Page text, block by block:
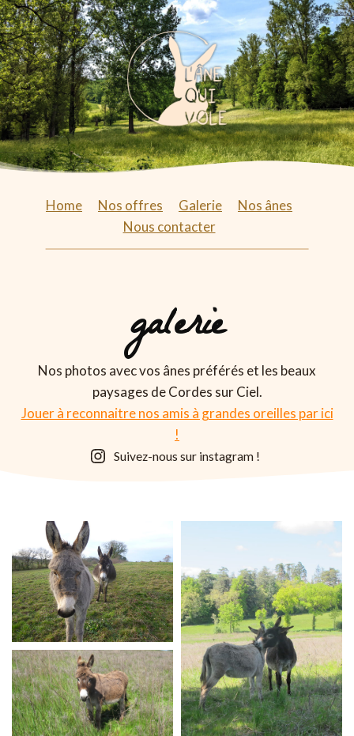
Skip
to
content
Home Nos offres Galerie
Nos ânes
Nous contacter
galerie
Nos photos avec vos ânes préférés et les beaux
paysages de Cordes sur Ciel.
Jouer à reconnaitre nos amis à grandes oreilles par ici
!
Suivez-nous sur instagram !